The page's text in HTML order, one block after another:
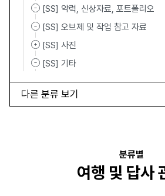
[SS] 약력, 신상자료, 포트폴리오
[SS] 오브제 및 작업 참고 자료
[SS] 사진
[SS] 기타
다른 분류 보기
분류별
여행 및 답사